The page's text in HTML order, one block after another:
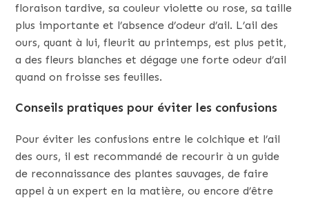
floraison tardive, sa couleur violette ou rose, sa taille
plus importante et l’absence d’odeur d’ail. L’ail des
ours, quant à lui, fleurit au printemps, est plus petit,
a des fleurs blanches et dégage une forte odeur d’ail
quand on froisse ses feuilles.
Conseils pratiques pour éviter les confusions
Pour éviter les confusions entre le colchique et l’ail
des ours, il est recommandé de recourir à un guide
de reconnaissance des plantes sauvages, de faire
appel à un expert en la matière, ou encore d’être